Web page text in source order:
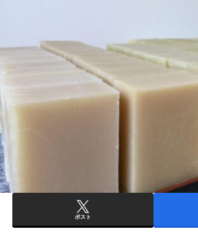
ポスト